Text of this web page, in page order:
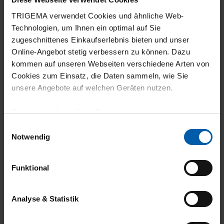
TRIGEMA verwendet Cookies und ähnliche Web-
Technologien, um Ihnen ein optimal auf Sie
zugeschnittenes Einkaufserlebnis bieten und unser
Online-Angebot stetig verbessern zu können. Dazu
kommen auf unseren Webseiten verschiedene Arten von
Cookies zum Einsatz, die Daten sammeln, wie Sie
unsere Angebote auf welchen Geräten nutzen.
Technisch erforderliche Cookies sind eine notwendige
grundlegende Funktionen wie etwa zur Auswahl und
gewährleisten.
Für die Darstellung personalisierter Angebote, Anzeigen
und Inhalte aufgrund Ihres Nutzerverhaltens und Ihres
Notwendig
Funktional
Analyse & Statistik
30.06.2026
5
Gute qualität und gute versrbeitung
Top Qualität sitzt gut wird in Deutschland
hergestellt und Biobaumwolle Mega tolles
Produkt. Vielen Dank dafür